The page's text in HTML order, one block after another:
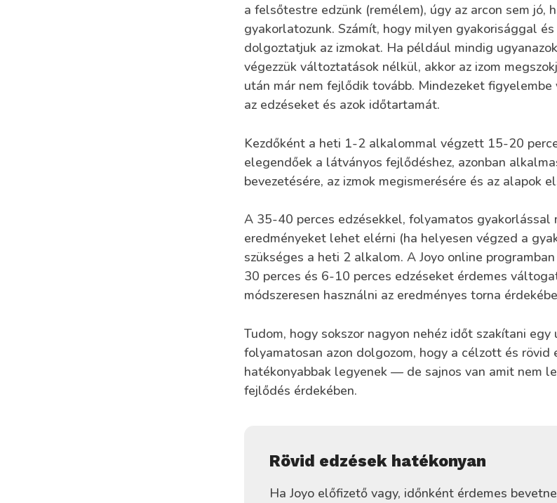
a felsőtestre edzünk (remélem), úgy az arcon sem jó,
gyakorlatozunk. Számít, hogy milyen gyakorisággal
dolgoztatjuk az izmokat. Ha például mindig
végezzük változtatások nélkül, akkor az izom
után már nem fejlődik tovább. Mindezeket figyelembe
az edzéseket és azok időtartamát.
Kezdőként a heti 1-2 alkalommal végzett 15-20
elegendőek a látványos fejlődéshez, azonban
bevezetésére, az izmok megismerésére és az alapok
A 35-40 perces edzésekkel, folyamatos gyakorlással
eredményeket lehet elérni (ha helyesen végzed a
szükséges a heti 2 alkalom. A Joyo online
30 perces és 6-10 perces edzéseket érdemes
módszeresen használni az eredményes torna
Tudom, hogy sokszor nagyon nehéz időt szakítani
folyamatosan azon dolgozom, hogy a célzott és rövid
hatékonyabbak legyenek — de sajnos van amit nem
fejlődés érdekében.
Rövid edzések hatékonyan
Ha Joyo előfizető vagy, időnként érdemes